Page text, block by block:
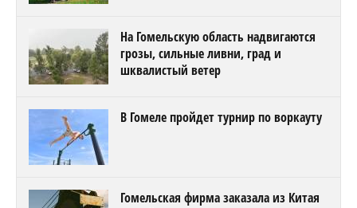
На Гомельскую область надвигаются
грозы, сильные ливни, град и
шквалистый ветер
В Гомеле пройдет турнир по воркауту
Гомельская фирма заказала из Китая